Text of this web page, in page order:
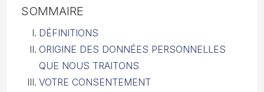
SOMMAIRE
DÉFINITIONS
ORIGINE DES DONNÉES PERSONNELLES
QUE NOUS TRAITONS
VOTRE CONSENTEMENT